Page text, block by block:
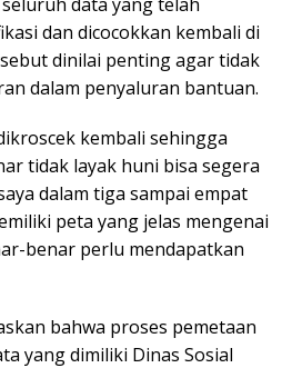
dan dicocokkan kembali di
dinilai penting agar tidak
dalam penyaluran bantuan.
kembali sehingga
tidak layak huni bisa segera
dalam tiga sampai empat
peta yang jelas mengenai
benar perlu mendapatkan
bahwa proses pemetaan
yang dimiliki Dinas Sosial